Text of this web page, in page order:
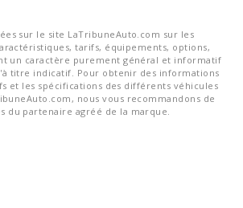
sur le site LaTribuneAuto.com sur les
tarifs, équipements, options,
un caractère purement général et informatif
titre indicatif. Pour obtenir des informations
et les spécifications des différents véhicules
nous vous recommandons de
du partenaire agréé de la marque.